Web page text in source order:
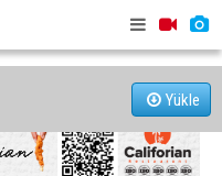
Yükle